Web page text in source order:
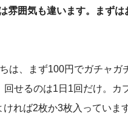
雰囲気も違います。まずは
は、まず100円でガチャガ
せるのは1日1回だけ。カ
ければ2枚か3枚入っていま